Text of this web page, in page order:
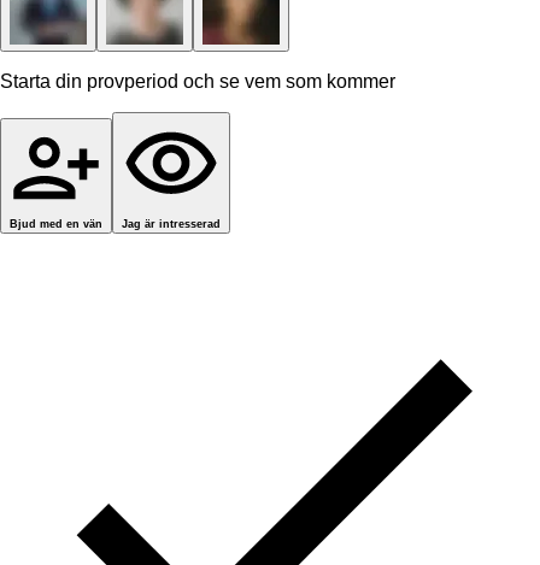
Starta din provperiod och se vem som kommer
Bjud med en vän Jag är intresserad